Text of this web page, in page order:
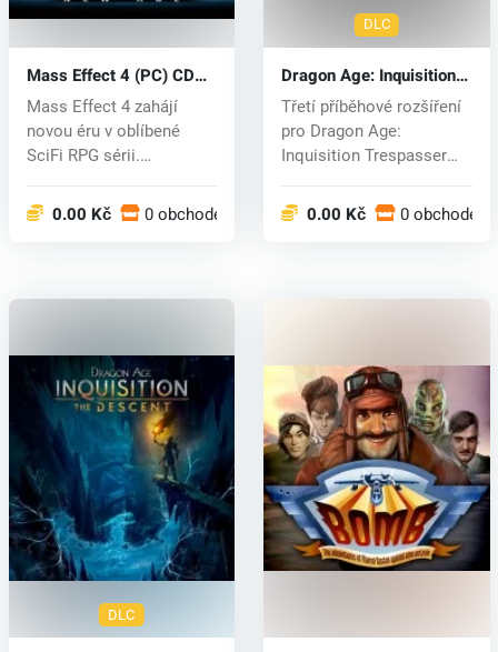
Mass Effect 4 (PC) CD
key
Mass Effect 4 zahájí
novou éru v oblíbené
SciFi RPG sérii.
0.00 Kč 0 obchodech
DLC
Dragon Age: Inquisition
Trespasser DLC (PC) CD
key
Třetí příběhové rozšíření
pro Dragon Age:
Inquisition Trespasser
0.00 Kč 0 obchodech
DLC